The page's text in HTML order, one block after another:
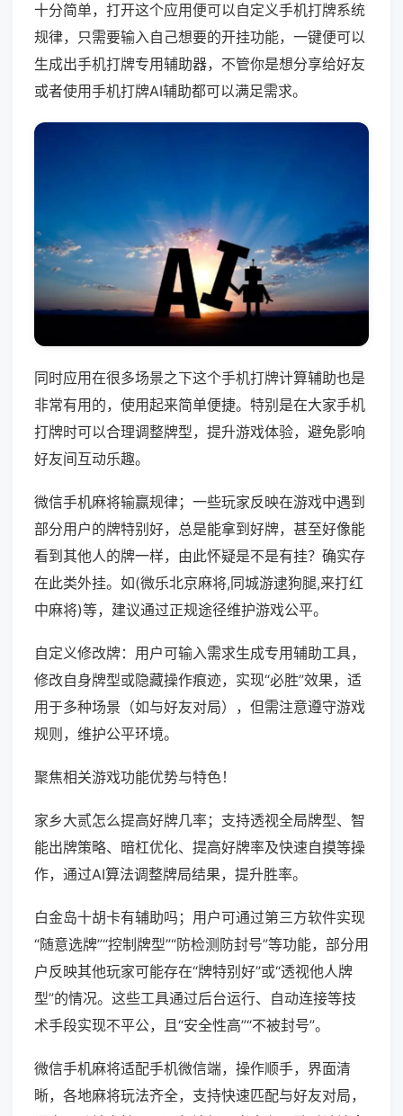
十分简单，打开这个应用便可以自定义手机打牌系统
规律，只需要输入自己想要的开挂功能，一键便可以
生成出手机打牌专用辅助器，不管你是想分享给好友
或者使用手机打牌AI辅助都可以满足需求。
同时应用在很多场景之下这个手机打牌计算辅助也是
非常有用的，使用起来简单便捷。特别是在大家手机
打牌时可以合理调整牌型，提升游戏体验，避免影响
好友间互动乐趣。
微信手机麻将输赢规律；一些玩家反映在游戏中遇到
部分用户的牌特别好，总是能拿到好牌，甚至好像能
看到其他人的牌一样，由此怀疑是不是有挂？确实存
在此类外挂。如(微乐北京麻将,同城游逮狗腿,来打红
中麻将)等，建议通过正规途径维护游戏公平。
自定义修改牌：用户可输入需求生成专用辅助工具，
修改自身牌型或隐藏操作痕迹，实现“必胜”效果，适
用于多种场景（如与好友对局），但需注意遵守游戏
规则，维护公平环境。
聚焦相关游戏功能优势与特色！
家乡大贰怎么提高好牌几率；支持透视全局牌型、智
能出牌策略、暗杠优化、提高好牌率及快速自摸等操
作，通过AI算法调整牌局结果，提升胜率。
白金岛十胡卡有辅助吗；用户可通过第三方软件实现
“随意选牌”“控制牌型”“防检测防封号”等功能，部分用
户反映其他玩家可能存在“牌特别好”或“透视他人牌
型”的情况。这些工具通过后台运行、自动连接等技
术手段实现不平公，且“安全性高”“不被封号”。
微信手机麻将适配手机微信端，操作顺手，界面清
晰，各地麻将玩法齐全，支持快速匹配与好友对局，